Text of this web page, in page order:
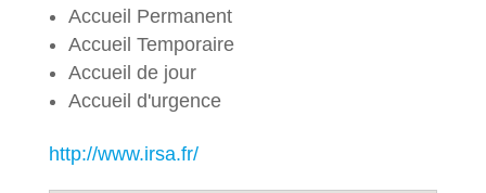
Accueil Permanent
Accueil Temporaire
Accueil de jour
Accueil d'urgence
http://www.irsa.fr/